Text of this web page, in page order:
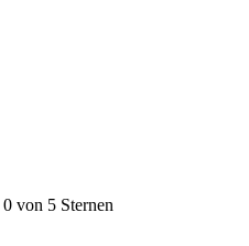
von 5 Sternen